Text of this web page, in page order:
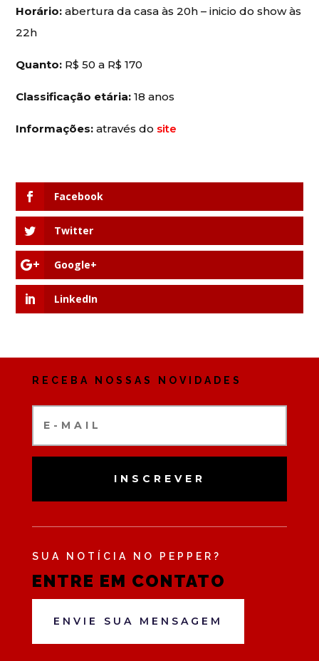
Horário: abertura da casa às 20h – inicio do show às
22h
Quanto: R$ 50 a R$ 170
Classificação etária: 18 anos
Informações: através do site
Facebook
Twitter
Google+
LinkedIn
RECEBA NOSSAS NOVIDADES
INSCREVER
SUA NOTÍCIA NO PEPPER?
ENTRE EM CONTATO
ENVIE SUA MENSAGEM